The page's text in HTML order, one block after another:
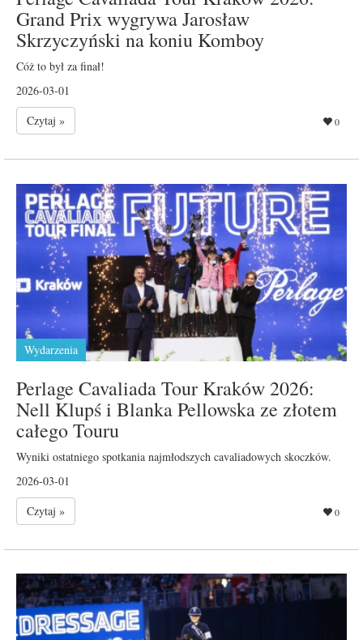
Grand Prix wygrywa Jarosław
Skrzyczyński na koniu Komboy
Cóż to był za finał!
2026-03-01
Czytaj »
0
Wydarzenia
Perlage Cavaliada Tour Kraków 2026:
Nell Klupś i Blanka Pellowska ze złotem
całego Touru
Wyniki ostatniego spotkania najmłodszych cavaliadowych skoczków.
2026-03-01
Czytaj »
0